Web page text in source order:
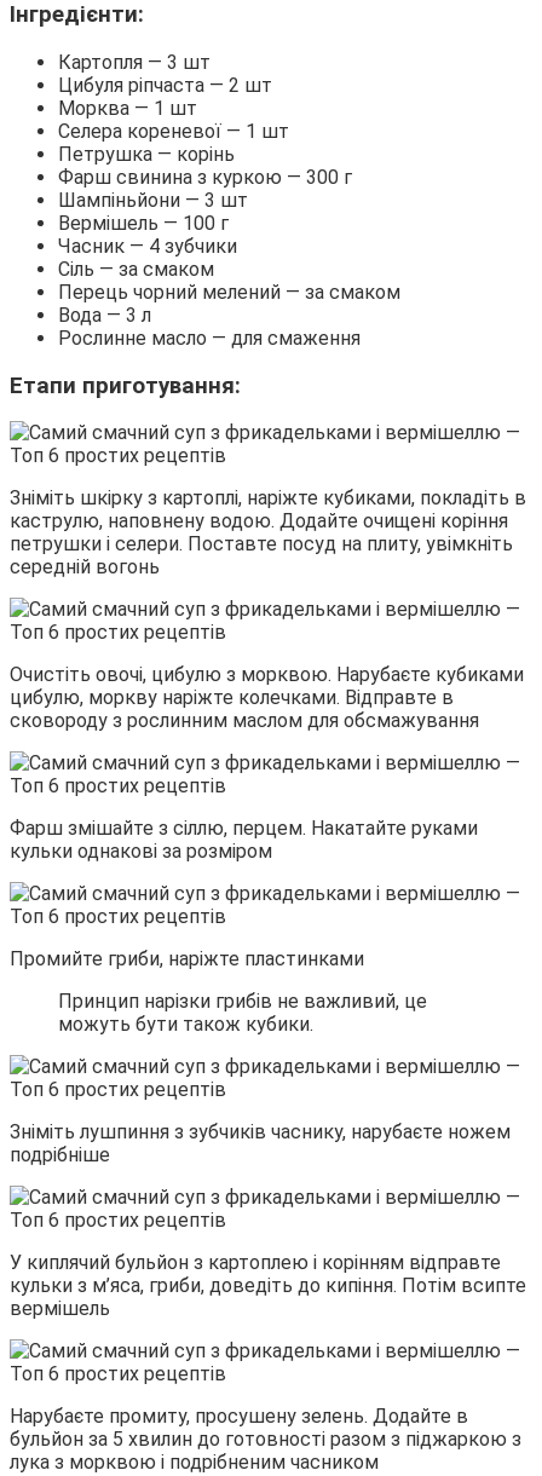
Інгредієнти:
Картопля — 3 шт
Цибуля ріпчаста — 2 шт
Морква — 1 шт
Селера кореневої — 1 шт
Петрушка — корінь
Фарш свинина з куркою — 300 г
Шампіньйони — 3 шт
Вермішель — 100 г
Часник — 4 зубчики
Сіль — за смаком
Перець чорний мелений — за смаком
Вода — 3 л
Рослинне масло — для смаження
Етапи приготування:
Зніміть шкірку з картоплі, наріжте кубиками, покладіть в
каструлю, наповнену водою. Додайте очищені коріння
петрушки і селери. Поставте посуд на плиту, увімкніть
середній вогонь
Очистіть овочі, цибулю з морквою. Нарубаєте кубиками
цибулю, моркву наріжте колечками. Відправте в
сковороду з рослинним маслом для обсмажування
Фарш змішайте з сіллю, перцем. Накатайте руками
кульки однакові за розміром
Промийте гриби, наріжте пластинками
Принцип нарізки грибів не важливий, це
можуть бути також кубики.
Зніміть лушпиння з зубчиків часнику, нарубаєте ножем
подрібніше
У киплячий бульйон з картоплею і корінням відправте
кульки з м’яса, гриби, доведіть до кипіння. Потім всипте
вермішель
Нарубаєте промиту, просушену зелень. Додайте в
бульйон за 5 хвилин до готовності разом з піджаркою з
лука з морквою і подрібненим часником